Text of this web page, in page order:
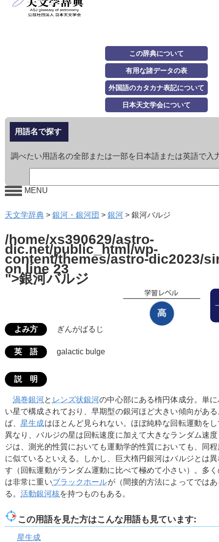
この辞典について
有用な諸データの表
外国語のカタカナ表記について
日本天文学会について
用語名で探す
調べたい用語名の全部または一部を日本語または英語で入
MENU
天文学辞典 > 銀河・銀河団 > 銀河 > 銀河バルジ
/home/xs390629/astro-
dic.net/public_html/wp-
content/themes/astro-dic2023/
on line 23
">銀河バルジ
よみ方 ぎんがばるじ
英 語 galactic bulge
説 明
渦巻銀河と レンズ状銀河の中心部にある楕円体成分。単
い星で構成されており、早期型の銀河ほど大きい傾向があ
ば、星生成はほとんど見られない。ほぼ純粋な回転運動を
異なり、バルジの星は回転速度に加えて大きなランダム速
ジは、測光的性質においても運動学的性質においても、同
に似ているといえる。しかし、巨大楕円銀河はバルジとは
す（回転運動がランダム運動に比べて極めて小さい）。多
は非常に重いブラックホールが（間接的方法によってでは
る。 活動銀河核を持つものもある。
この用語を見た方はこんな用語も見ています:
星生成